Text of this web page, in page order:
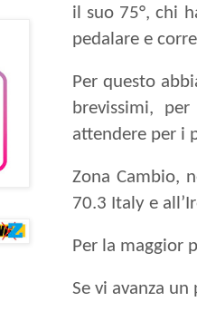
il suo 75°, chi
pedalare e
Per questo
brevissimi,
attendere per i
Zona Cambio,
70.3 Italy e
Per la maggior
Se vi avanza